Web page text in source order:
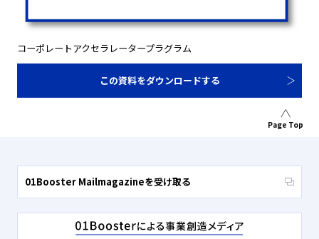
コーポレートアクセラレータープラグラム
この資料をダウンロードする
Page Top
01Booster Mailmagazineを受け取る